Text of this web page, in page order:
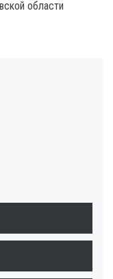
области